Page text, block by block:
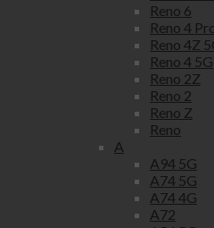
Reno 6
Reno 4
Reno 4Z
Reno 4 5G
Reno 2Z
Reno 2
Reno Z
Reno
A
A94 5G
A74 5G
A74 4G
A72